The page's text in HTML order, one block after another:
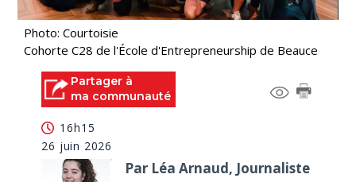
Photo: Courtoisie
Cohorte C28 de l'École d'Entrepreneurship de Beauce
Partager à
ma communauté
16h15
26 juin 2026
Par Léa Arnaud, Journaliste